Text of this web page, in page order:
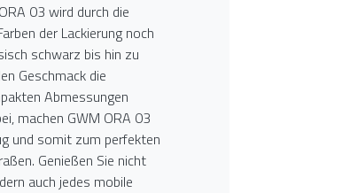
03 wird durch die
der Lackierung noch
schwarz bis hin zu
Geschmack die
Abmessungen
machen GWM ORA 03
und somit zum perfekten
Genießen Sie nicht
auch jedes mobile